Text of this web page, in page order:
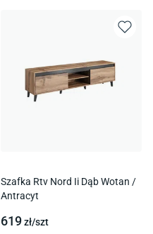
Szafka Rtv Nord Ii Dąb Wotan /
Antracyt
619zł/szt